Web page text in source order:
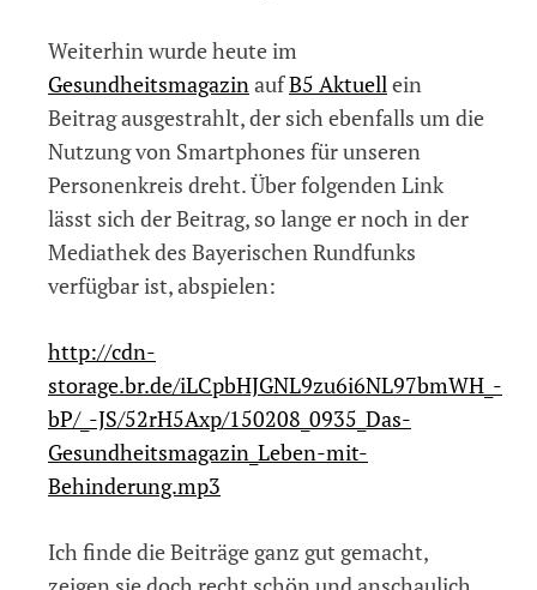
Weiterhin wurde heute im
Gesundheitsmagazin aufB5 Aktuell ein
Beitrag ausgestrahlt, der sich ebenfalls um die
Nutzung von Smartphones für unseren
Personenkreis dreht. Über folgenden Link
lässt sich der Beitrag, so lange er noch in der
Mediathek des Bayerischen Rundfunks
verfügbar ist, abspielen:
http://cdn-
storage.br.de/iLCpbHJGNL9zu6i6NL97bmWH_-
bP/_-JS/52rH5Axp/150208_0935_Das-
Gesundheitsmagazin_Leben-mit-
Behinderung.mp3
Ich finde die Beiträge ganz gut gemacht,